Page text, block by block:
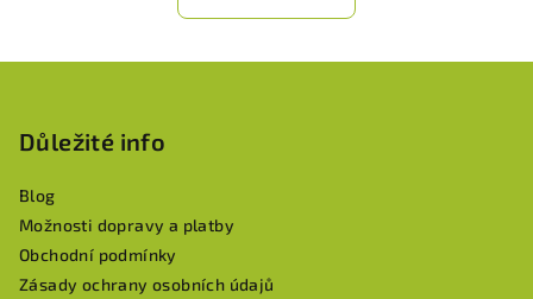
Důležité info
Blog
Možnosti dopravy a platby
Obchodní podmínky
Zásady ochrany osobních údajů